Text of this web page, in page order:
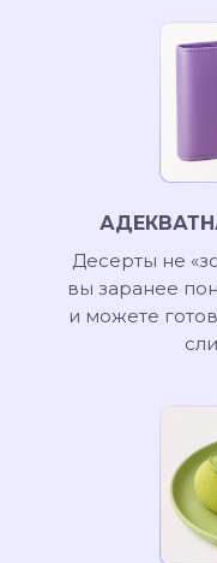
Десерты не
вы заранее
и можете